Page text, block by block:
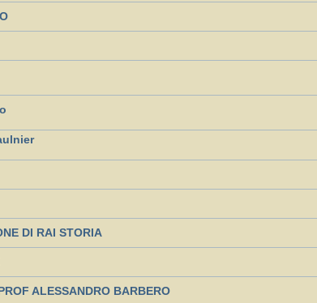
DI RAI STORIA
ALESSANDRO BARBERO